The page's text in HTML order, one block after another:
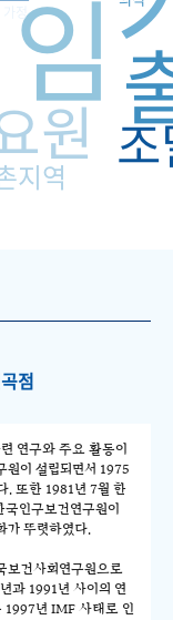
원
지역
가정
점
연구와 주요 활동이
이 설립되면서 1975
. 또한 1981년 7월 한
인구보건연구원이
가 뚜렷하였다.
보건사회연구원으로
과 1991년 사이의 연
1997년 IMF 사태로 인